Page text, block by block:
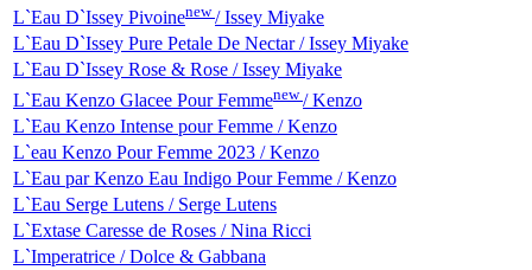
L`Eau D`Issey Pivoinenew/ Issey Miyake
L`Eau D`Issey Pure Petale De Nectar / Issey Miyake
L`Eau D`Issey Rose & Rose / Issey Miyake
L`Eau Kenzo Glacee Pour Femmenew/ Kenzo
L`Eau Kenzo Intense pour Femme / Kenzo
L`eau Kenzo Pour Femme 2023 / Kenzo
L`Eau par Kenzo Eau Indigo Pour Femme / Kenzo
L`Eau Serge Lutens / Serge Lutens
L`Extase Caresse de Roses / Nina Ricci
L`Imperatrice / Dolce & Gabbana